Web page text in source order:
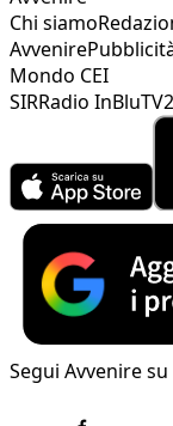
Chi siamo
Avvenire
Mondo CEI
SIRRadio InBlu
Segui Avvenire su